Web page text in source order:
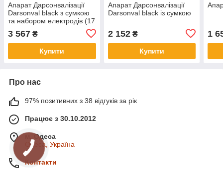
Апарат Дарсонвалізації
Darsonval black з сумкою
та набором електродів (17
3 567 ₴
Купити
Апарат Дарсонвалізації
Darsonval black із сумкою
2 152₴
Купити
1
Про нас
97% позитивних з 38 відгуків за рік
Працює з 30.10.2012
м. Одеса
Одеса, Україна
Контакти